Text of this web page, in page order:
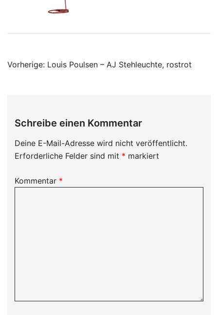
Beitragsnavigation
Vorherige: Louis Poulsen – AJ Stehleuchte, rostrot
Schreibe einen Kommentar
Deine E-Mail-Adresse wird nicht veröffentlicht.
Erforderliche Felder sind mit * markiert
Kommentar *